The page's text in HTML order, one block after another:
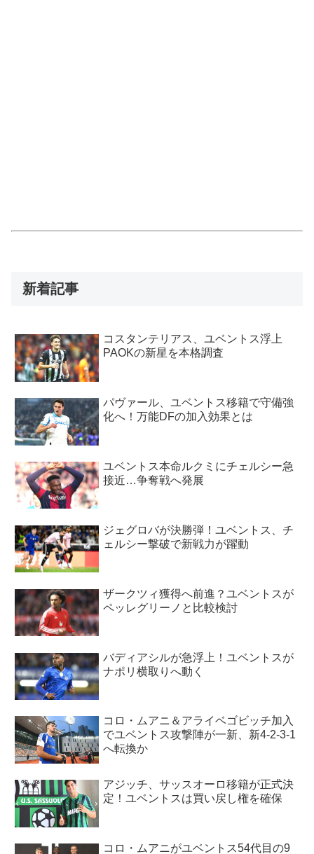
新着記事
コスタンテリアス、ユベントス浮上
PAOKの新星を本格調査
パヴァール、ユベントス移籍で守備強
化へ！万能DFの加入効果とは
ユベントス本命ルクミにチェルシー急
接近…争奪戦へ発展
ジェグロバが決勝弾！ユベントス、チ
ェルシー撃破で新戦力が躍動
ザークツィ獲得へ前進？ユベントスが
ペッレグリーノと比較検討
バディアシルが急浮上！ユベントスが
ナポリ横取りへ動く
コロ・ムアニ＆アライベゴビッチ加入
でユベントス攻撃陣が一新、新4-2-3-1
へ転換か
アジッチ、サッスオーロ移籍が正式決
定！ユベントスは買い戻し権を確保
コロ・ムアニがユベントス54代目の9